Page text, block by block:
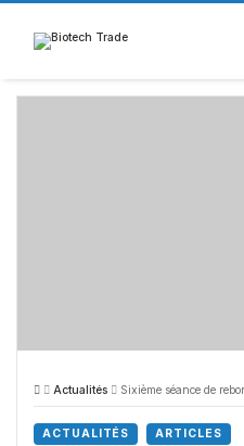
Skip
content
Actualités Sixième séance de
ACTUALITÉS ARTICLES